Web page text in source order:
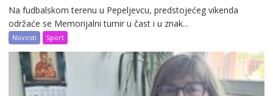
Na fudbalskom terenu u Pepeljevcu, predstojećeg vikenda
održaće se Memorijalni turnir u čast i u znak...
Novosti Sport